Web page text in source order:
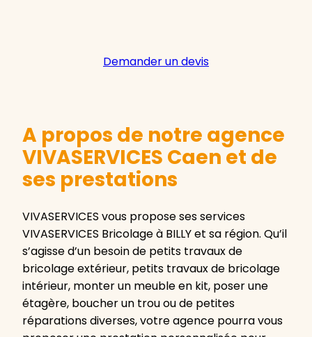
Demander un devis
A propos de notre agence
VIVASERVICES Caen et de
ses prestations
VIVASERVICES vous propose ses services
VIVASERVICES Bricolage à BILLY et sa région. Qu’il
s’agisse d’un besoin de petits travaux de
bricolage extérieur, petits travaux de bricolage
intérieur, monter un meuble en kit, poser une
étagère, boucher un trou ou de petites
réparations diverses, votre agence pourra vous